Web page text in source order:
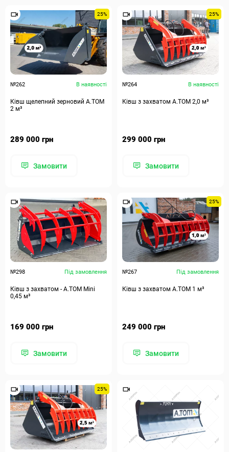
25%
№262 В наявності
Ківш щелепний зерновий А.ТОМ
2 м³
289 000 грн
Замовити
25%
№264 В наявності
Ківш з захватом А.ТОМ 2,0 м³
299 000 грн
Замовити
№298 Під замовлення
Ківш з захватом - A.TOM Mini
0,45 м³
169 000 грн
Замовити
25%
№267 Під замовлення
Ківш з захватом А.ТОМ 1 м³
249 000 грн
Замовити
25%